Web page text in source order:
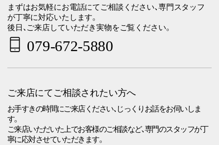
まずはお気軽にお電話にてご相談ください、専門スタッフ
が丁寧に対応いたします。
後日、ご来店していただき実物をご覧ください。
079-672-5880
ご来店にてご相談されたい方へ
お手すきの時間にご来店ください、じっくりお話をお伺いしま
す。
ご来店いただいた上でお客様のご相談など、専門のスタッフが丁
寧に応対させていただきます。